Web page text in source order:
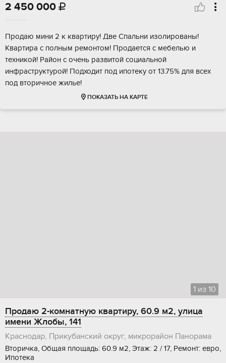
2 450 000 
Продаю мини 2 к квартиру! Две Спальни изолированы!
Квартира с полным ремонтом! Продается с мебелью и
техникой! Район с очень развитой социальной
инфраструктурой! Подходит под ипотеку от 13.75% для всех
под вторичное жилье!
ПОКАЗАТЬ НА КАРТЕ
1 из 10
Продаю 2-комнатную квартиру, 60.9 м2, улица
имени Жлобы, 141
Краснодар, Прикубанский округ, микрорайон Панорама
Вторичка, Общая площадь: 60.9 м2, Этаж: 2 / 17, Ремонт: евро,
Ипотека